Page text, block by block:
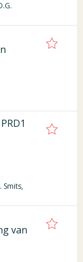
Smits,
van